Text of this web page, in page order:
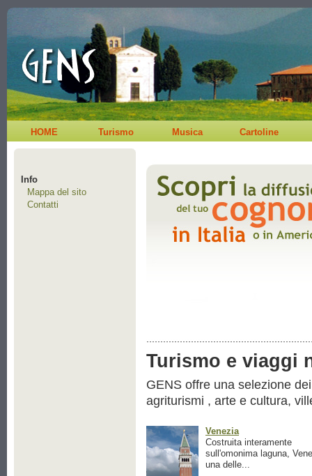
HOME Turismo Musica Cartoline
Info
Mappa del sito
Contatti
Turismo e viaggi
GENS offre una selezione
agriturismi , arte e cultura,
Venezia
Costruita interamente
sull'omonima laguna,
una delle...